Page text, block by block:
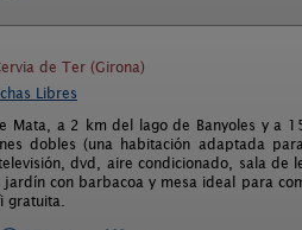
de Ter (Girona)
Libres
Mata, a 2 km del lago de Banyoles y a
dobles (una habitación adaptada
dvd, aire condicionado, sala de
con barbacoa y mesa ideal para